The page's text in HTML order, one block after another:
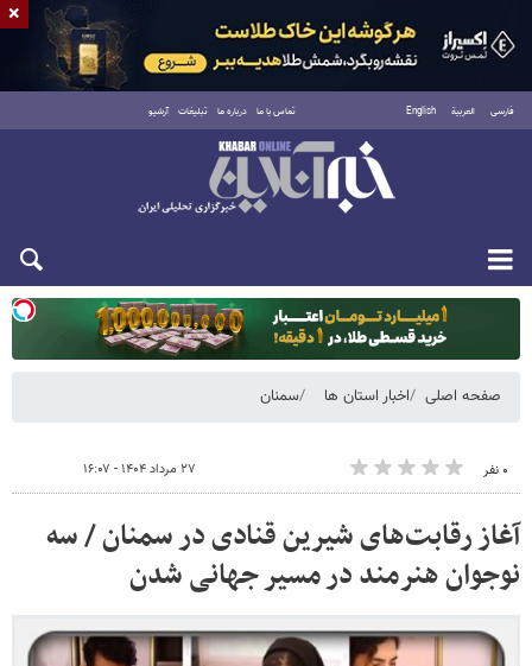
فارسی العربية English تماس با ما درباره ما تبلیغات آرشیو
دوشنبه ۱۹ مرداد ۱۴۰۵
صفحه اصلی اخبار استان ها سمنان
۰ نفر ۲۷ مرداد ۱۴۰۴ - ۱۶:۰۷
آغاز رقابت‌های شیرین قنادی در سمنان / سه
نوجوان هنرمند در مسیر جهانی شدن
×